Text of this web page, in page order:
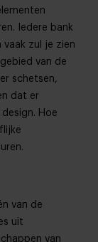
Iedere bank
zul je zien
van de
schetsen,
dat er
Hoe
van de
uit
van